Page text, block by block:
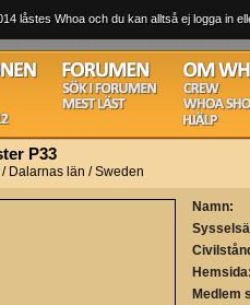
låstes Whoa och du kan alltså ej logga in
P33
Dalarnas län / Sweden
Namn:
Medlem